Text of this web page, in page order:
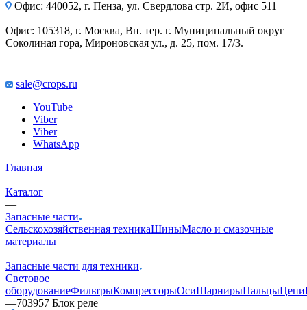
Офис: 440052, г. Пенза, ул. Свердлова стр. 2И, офис 511
Офис: 105318, г. Москва, Вн. тер. г. Муниципальный округ
Соколиная гора, Мироновская ул., д. 25, пом. 17/3.
sale@crops.ru
YouTube
Viber
Viber
WhatsApp
Главная
—
Каталог
—
Запасные части
Сельскохозяйственная техникаШиныМасло и смазочные
материалы
—
Запасные части для техники
Световое
оборудованиеФильтрыКомпрессорыОсиШарнирыПальцыЦепи
—703957 Блок реле